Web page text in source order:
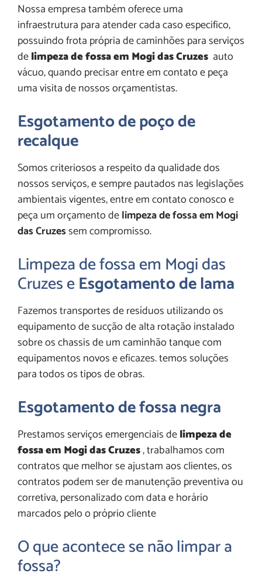
Nossa empresa também oferece uma
infraestrutura para atender cada caso especifico,
possuindo frota própria de caminhões para serviços
delimpeza de fossa em Mogi das Cruzes auto
vácuo, quando precisar entre em contato e peça
uma visita de nossos orçamentistas.
Esgotamento de poço de
recalque
Somos criteriosos a respeito da qualidade dos
nossos serviços, e sempre pautados nas legislações
ambientais vigentes, entre em contato conosco e
peça um orçamento delimpeza de fossa em Mogi
das Cruzessem compromisso.
Limpeza de fossa em Mogi das
Cruzes eEsgotamento de lama
Fazemos transportes de resíduos utilizando os
equipamento de sucção de alta rotação instalado
sobre os chassis de um caminhão tanque com
equipamentos novos e eficazes. temos soluções
para todos os tipos de obras.
Esgotamento de fossa negra
Prestamos serviços emergenciais delimpeza de
fossa em Mogi das Cruzes, trabalhamos com
contratos que melhor se ajustam aos clientes, os
contratos podem ser de manutenção preventiva ou
corretiva, personalizado com data e horário
marcados pelo o próprio cliente
O que acontece se não limpar a
fossa?